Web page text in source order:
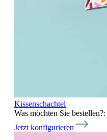
Kissenschachtel
Was möchten Sie bestellen?:
Jetzt konfigurieren